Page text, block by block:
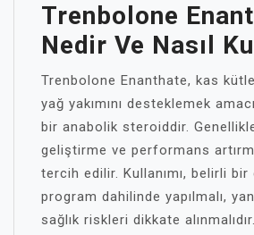
Trenbolone
Nedir Ve Nasıl
Trenbolone Enanthate, kas
yağ yakımını desteklemek
bir anabolik steroiddir.
geliştirme ve performans
tercih edilir. Kullanımı, belirli bir
program dahilinde yapılmalı,
sağlık riskleri dikkate alınmalıdır.